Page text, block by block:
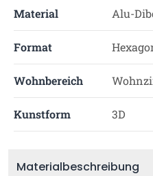
Material Alu-
Format
Wohnbereich
Kunstform 3D
Materialbeschreibung